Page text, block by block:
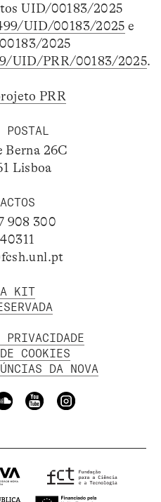
UID/00183/2025
UID/00183/2025 e
2025
UID/PRR/00183/2025.
PRR
POSTAL
Berna 26C
Lisboa
908 300
KIT
COOKIES
DA NOVA